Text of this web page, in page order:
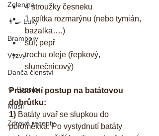
Zelenina
👨‍🍳 Luky
Brambory
Výzvy
Danča členství
🫑 Papriky
Müsli
Zdravé recepty
4 stroužky česneku
1 snítka rozmarýnu (nebo tymián,
bazalka….)
sůl, pepř
trochu oleje (řepkový,
slunečnicový)
Pracovní postup na batátovou
dobrůtku:
1) Batáty uvař se slupkou do
poloměkka. Po vystydnutí batáty